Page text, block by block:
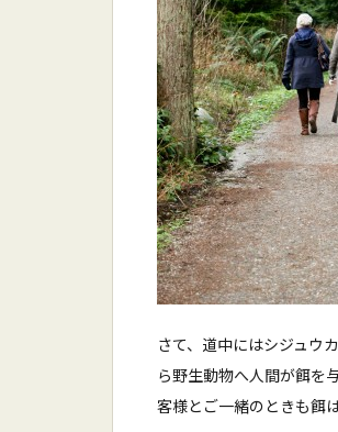
さて、道中にはシジュウ
ら野生動物へ人間が餌を
客様とご一緒のときも餌